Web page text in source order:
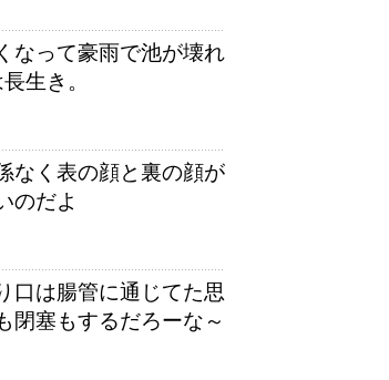
なって豪雨で池が壊れ
生き。
なく表の顔と裏の顔が
のだよ
口は腸管に通じてた思
閉塞もするだろーな～